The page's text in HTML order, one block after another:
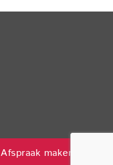
Afspraak maken